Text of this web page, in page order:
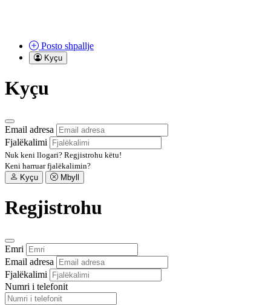
Posto shpallje
Kyçu
Kyçu
Email adresa
Fjalëkalimi
Nuk keni llogari? Regjistrohu këtu!
Keni harruar fjalëkalimin?
Kyçu
Mbyll
Regjistrohu
Emri
Email adresa
Fjalëkalimi
Numri i telefonit